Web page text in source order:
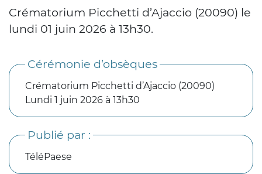
Crématorium Picchetti d’Ajaccio (20090) le
lundi 01 juin 2026 à 13h30.
Cérémonie d’obsèques
Crématorium Picchetti d’Ajaccio (20090)
Lundi 1 juin 2026 à 13h30
Publié par :
TéléPaese